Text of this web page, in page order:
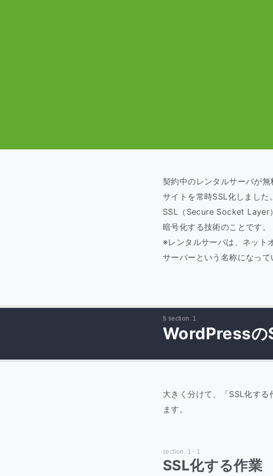
契約中のレンタルサーバが
サイトを常時SSL化しました。
SSL（Secure Socket Layer
暗号化する技術のことです。
※レンタルサーバは、ネット
サーバーという名称になって
WordPressの
大きく分けて、「SSL化す
ます。
SSL化する作業